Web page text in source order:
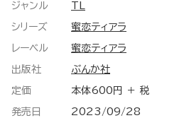
ジャンル
シリーズ 蜜恋ティアラ
レーベル 蜜恋ティアラ
出版社 ぶんか社
定価 本体600円 ＋ 税
発売日 2023/09/28